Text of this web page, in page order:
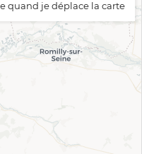
quand je déplace la carte